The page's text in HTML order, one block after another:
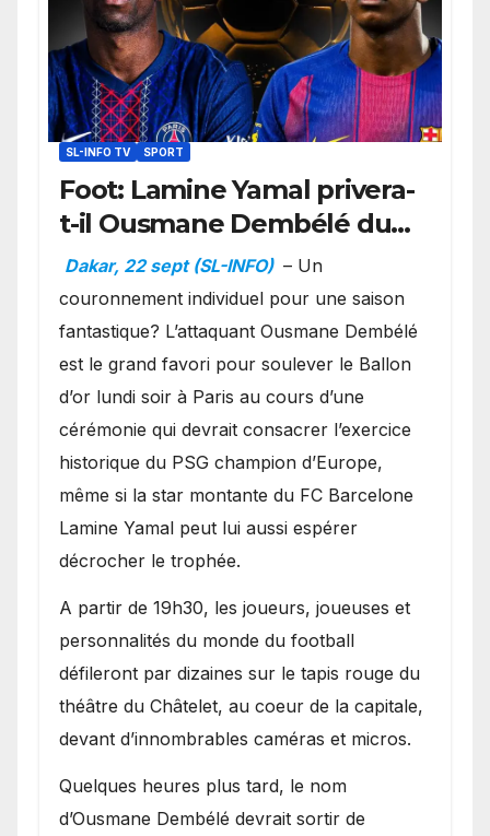
SL-INFO TV SPORT
Foot: Lamine Yamal privera-
t-il Ousmane Dembélé du
Ballon d’or ?
Dakar, 22 sept (SL-INFO) – Un
couronnement individuel pour une saison
fantastique? L’attaquant Ousmane Dembélé
est le grand favori pour soulever le Ballon
d’or lundi soir à Paris au cours d’une
cérémonie qui devrait consacrer l’exercice
historique du PSG champion d’Europe,
même si la star montante du FC Barcelone
Lamine Yamal peut lui aussi espérer
décrocher le trophée.
A partir de 19h30, les joueurs, joueuses et
personnalités du monde du football
défileront par dizaines sur le tapis rouge du
théâtre du Châtelet, au coeur de la capitale,
devant d’innombrables caméras et micros.
Quelques heures plus tard, le nom
d’Ousmane Dembélé devrait sortir de